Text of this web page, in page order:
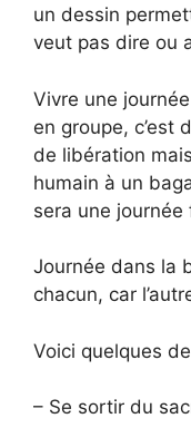
un dessin
veut pas dire ou
Vivre une
en groupe, c’est
de libération
humain à un
sera une
Journée dans la
chacun, car
Voici quelques
– Se sortir du